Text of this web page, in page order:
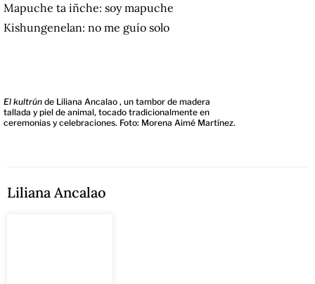
Mapuche ta iñche: soy mapuche
Kishungenelan: no me guío solo
El kultrún de Liliana Ancalao , un tambor de madera
tallada y piel de animal, tocado tradicionalmente en
ceremonias y celebraciones. Foto: Morena Aimé Martínez.
Liliana Ancalao